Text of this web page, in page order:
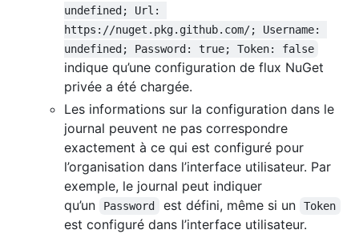
undefined; Url:
https://nuget.pkg.github.com/; Username:
undefined; Password: true; Token: false
indique qu’une configuration de flux NuGet
privée a été chargée.
Les informations sur la configuration dans le
journal peuvent ne pas correspondre
exactement à ce qui est configuré pour
l’organisation dans l’interface utilisateur. Par
exemple, le journal peut indiquer
qu’un
Password est défini, même si un Token
est configuré dans l’interface utilisateur.